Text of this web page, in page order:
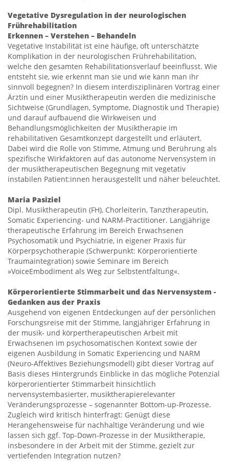
Vegetative Dysregulation in der neurologischen
Frührehabilitation
Erkennen – Verstehen – Behandeln
Vegetative Instabilität ist eine häufige, oft unterschätzte
Komplikation in der neurologischen Frührehabilitation,
welche den gesamten Rehabilitationsverlauf beeinflusst. Wie
entsteht sie, wie erkennt man sie und wie kann man ihr
sinnvoll begegnen? In diesem interdisziplinären Vortrag einer
Ärztin und einer Musiktherapeutin werden die medizinische
Sichtweise (Grundlagen, Symptome, Diagnostik und Therapie)
und darauf aufbauend die Wirkweisen und
Behandlungsmöglichkeiten der Musiktherapie im
rehabilitativen Gesamtkonzept dargestellt und erläutert.
Dabei wird die Rolle von Stimme, Atmung und Berührung als
spezifische Wirkfaktoren auf das autonome Nervensystem in
der musiktherapeutischen Begegnung mit vegetativ
instabilen Patient:innen herausgestellt und näher beleuchtet.
Maria Pasiziel
Dipl. Musiktherapeutin (FH), Chorleiterin, Tanztherapeutin,
Somatic Experiencing- und NARM-Practitioner. Langjährige
therapeutische Erfahrung im Bereich Erwachsenen
Psychosomatik und Psychiatrie, in eigener Praxis für
Körperpsychotherapie (Schwerpunkt: Körperorientierte
Traumaintegration) sowie Seminare im Bereich
»VoiceEmbodiment als Weg zur Selbstentfaltung«.
Körperorientierte Stimmarbeit und das Nervensystem -
Gedanken aus der Praxis
Ausgehend von eigenen Entdeckungen auf der persönlichen
Forschungsreise mit der Stimme, langjähriger Erfahrung in
der musik- und körpertherapeutischen Arbeit mit
Erwachsenen im psychosomatischen Kontext sowie der
eigenen Ausbildung in Somatic Experiencing und NARM
(Neuro-Affektives Beziehungsmodell) gibt dieser Vortrag auf
Basis dieses Hintergrunds Einblicke in das mögliche Potenzial
körperorientierter Stimmarbeit hinsichtlich
nervensystembasierter, musiktherapierelevanter
Veränderungsprozesse – sogenannter Bottom-up-Prozesse.
Zugleich wird kritisch hinterfragt: Genügt diese
Herangehensweise für nachhaltige Veränderung und wie
lassen sich ggf. Top-Down-Prozesse in der Musiktherapie,
insbesondere in der Arbeit mit der Stimme, gezielt zur
vertiefenden Integration nutzen?